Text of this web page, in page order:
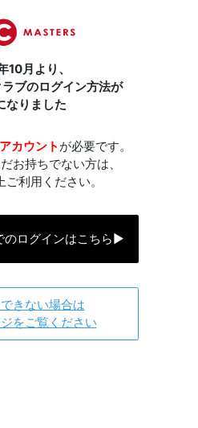
10月より、
ブのログイン方法が
なりました
カウント が必要です。
お持ちでない方は、
利用ください。
ログインはこちら▶
きない場合は
をご覧ください